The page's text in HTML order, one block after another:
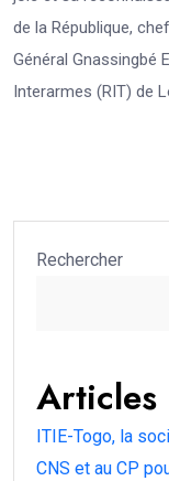
de la République,
Général Gnassingbé
Interarmes (RIT) de
Rechercher
Articles
ITIE-Togo, la
CNS et au CP